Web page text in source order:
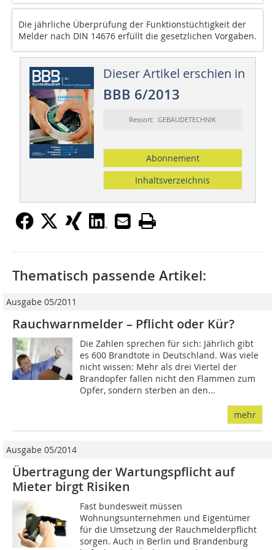
Die jährliche Überprüfung der Funktionstüchtigkeit der
Melder nach DIN 14676 erfüllt die gesetzlichen Vorgaben.
Dieser Artikel erschien in
BBB 6/2013
Ressort: GEBÄUDETECHNIK
Abonnement
Inhaltsverzeichnis
Thematisch passende Artikel:
Ausgabe 05/2011
Rauchwarnmelder – Pflicht oder Kür?
Die Zahlen sprechen für sich: Jährlich gibt
es 600 Brandtote in Deutschland. Was viele
nicht wissen: Mehr als drei Viertel der
Brandopfer fallen nicht den Flammen zum
Opfer, sondern sterben an den...
mehr
Ausgabe 05/2014
Übertragung der Wartungspflicht auf
Mieter birgt Risiken
Fast bundesweit müssen
Wohnungsunternehmen und Eigentümer
für die Umsetzung der Rauchmelderpflicht
sorgen. Auch in Berlin und Brandenburg